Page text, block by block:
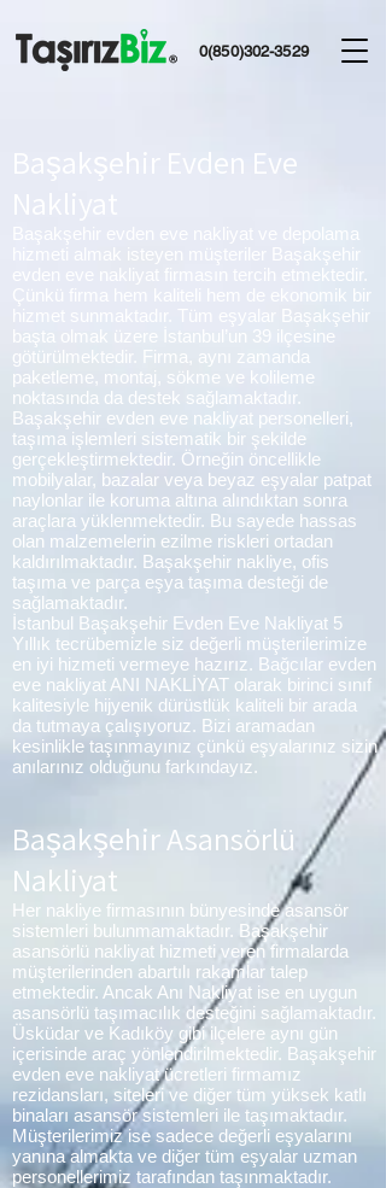
0(850)302-3529
Başakşehir Evden Eve
Başakşehir evden eve nakliyat ve depolama
hizmeti almak isteyen müşteriler Başakşehir
evden eve nakliyat firmasın tercih etmektedir.
Çünkü firma hem kaliteli hem de ekonomik bir
hizmet sunmaktadır. Tüm eşyalar Başakşehir
başta olmak üzere İstanbul’un 39 ilçesine
götürülmektedir. Firma, aynı zamanda
paketleme, montaj, sökme ve kolileme
noktasında da destek sağlamaktadır.
Başakşehir evden eve nakliyat personelleri,
taşıma işlemleri sistematik bir şekilde
gerçekleştirmektedir. Örneğin öncellikle
mobilyalar, bazalar veya beyaz eşyalar patpat
naylonlar ile koruma altına alındıktan sonra
araçlara yüklenmektedir. Bu sayede hassas
olan malzemelerin ezilme riskleri ortadan
kaldırılmaktadır. Başakşehir nakliye, ofis
taşıma ve parça eşya taşıma desteği de
sağlamaktadır.
İstanbul Başakşehir Evden Eve Nakliyat 5
Yıllık tecrübemizle siz değerli müşterilerimize
en iyi hizmeti vermeye hazırız. Bağcılar evden
eve nakliyat ANI NAKLİYAT olarak birinci sınıf
kalitesiyle hijyenik dürüstlük kaliteli bir arada
da tutmaya çalışıyoruz. Bizi aramadan
kesinlikle taşınmayınız çünkü eşyalarınız sizin
anılarınız olduğunu farkındayız.
Başakşehir Asansörlü
Nakliyat
Her nakliye firmasının bünyesinde asansör
sistemleri bulunmamaktadır. Başakşehir
asansörlü nakliyat hizmeti veren firmalarda
müşterilerinden abartılı rakamlar talep
etmektedir. Ancak Anı Nakliyat ise en uygun
asansörlü taşımacılık desteğini sağlamaktadır.
Üsküdar ve Kadıköy gibi ilçelere aynı gün
içerisinde araç yönlendirilmektedir. Başakşehir
evden eve nakliyat ücretleri firmamız
rezidansları, siteleri ve diğer tüm yüksek katlı
binaları asansör sistemleri ile taşımaktadır.
Müşterilerimiz ise sadece değerli eşyalarını
yanına almakta ve diğer tüm eşyalar uzman
personellerimiz tarafından taşınmaktadır.